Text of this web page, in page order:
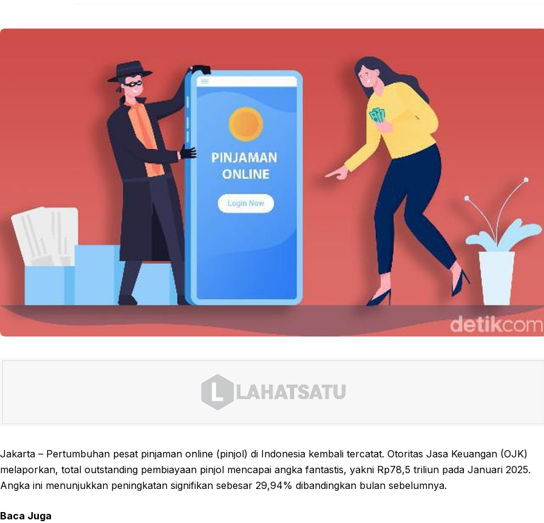
Jakarta – Pertumbuhan pesat pinjaman online (pinjol) di Indonesia kembali tercatat. Otoritas Jasa Keuangan (OJK)
melaporkan, total outstanding pembiayaan pinjol mencapai angka fantastis, yakni Rp78,5 triliun pada Januari 2025.
Angka ini menunjukkan peningkatan signifikan sebesar 29,94% dibandingkan bulan sebelumnya.
Baca Juga